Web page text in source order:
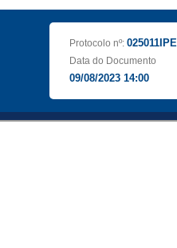
Protocolo nº:
Data do Documento
09/08/2023 14:00